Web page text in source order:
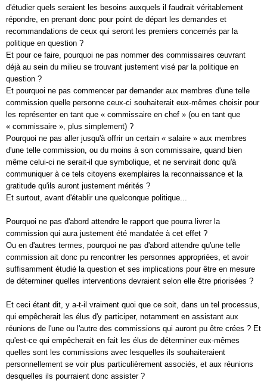
d'étudier quels seraient les besoins auxquels il faudrait véritablement
répondre, en prenant donc pour point de départ les demandes et
recommandations de ceux qui seront les premiers concernés par la
politique en question ?
Et pour ce faire, pourquoi ne pas nommer des commissaires œuvrant
déjà au sein du milieu se trouvant justement visé par la politique en
question ?
Et pourquoi ne pas commencer par demander aux membres d'une telle
commission quelle personne ceux-ci souhaiterait eux-mêmes choisir pour
les représenter en tant que « commissaire en chef » (ou en tant que
« commissaire », plus simplement) ?
Pourquoi ne pas aller jusqu'à offrir un certain « salaire » aux membres
d'une telle commission, ou du moins à son commissaire, quand bien
même celui-ci ne serait-il que symbolique, et ne servirait donc qu'à
communiquer à ce tels citoyens exemplaires la reconnaissance et la
gratitude qu'ils auront justement mérités ?
Et surtout, avant d'établir une quelconque politique...
Pourquoi ne pas d'abord attendre le rapport que pourra livrer la
commission qui aura justement été mandatée à cet effet ?
Ou en d'autres termes, pourquoi ne pas d'abord attendre qu'une telle
commission ait donc pu rencontrer les personnes appropriées, et avoir
suffisamment étudié la question et ses implications pour être en mesure
de déterminer quelles interventions devraient selon elle être priorisées ?
Et ceci étant dit, y a-t-il vraiment quoi que ce soit, dans un tel processus,
qui empêcherait les élus d'y participer, notamment en assistant aux
réunions de l'une ou l'autre des commissions qui auront pu être crées ? Et
qu'est-ce qui empêcherait en fait les élus de déterminer eux-mêmes
quelles sont les commissions avec lesquelles ils souhaiteraient
personnellement se voir plus particulièrement associés, et aux réunions
desquelles ils pourraient donc assister ?